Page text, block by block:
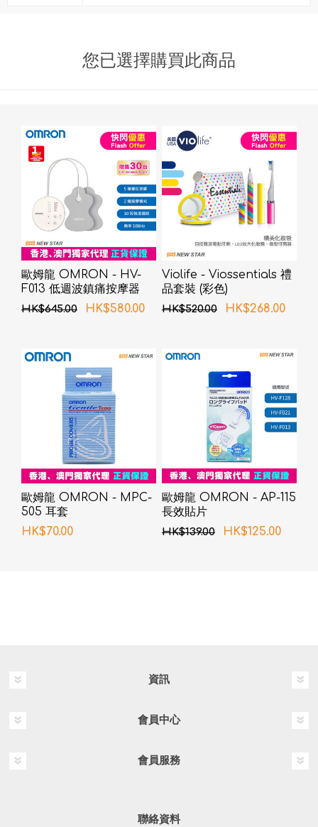
您已選擇購買此商品
歐姆龍 OMRON - HV-
F013 低週波鎮痛按摩器
HK$645.00 HK$580.00
Violife - Viossentials 禮
品套裝 (彩色)
HK$520.00 HK$268.00
歐姆龍 OMRON - MPC-
505 耳套
HK$70.00
歐姆龍 OMRON - AP-115
長效貼片
HK$139.00 HK$125.00
資訊
會員中心
會員服務
聯絡資料